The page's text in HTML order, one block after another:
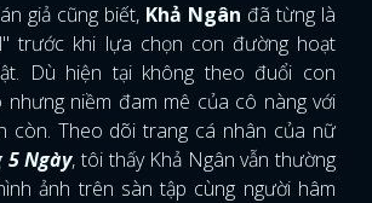
giả cũng biết, Khả Ngân đã từng là
trước khi lựa chọn con đường hoạt
Dù hiện tại không theo đuổi con
niềm đam mê của cô nàng với
còn. Theo dõi trang cá nhân của nữ
5 Ngày, tôi thấy Khả Ngân vẫn thường
ảnh trên sàn tập cùng người hâm